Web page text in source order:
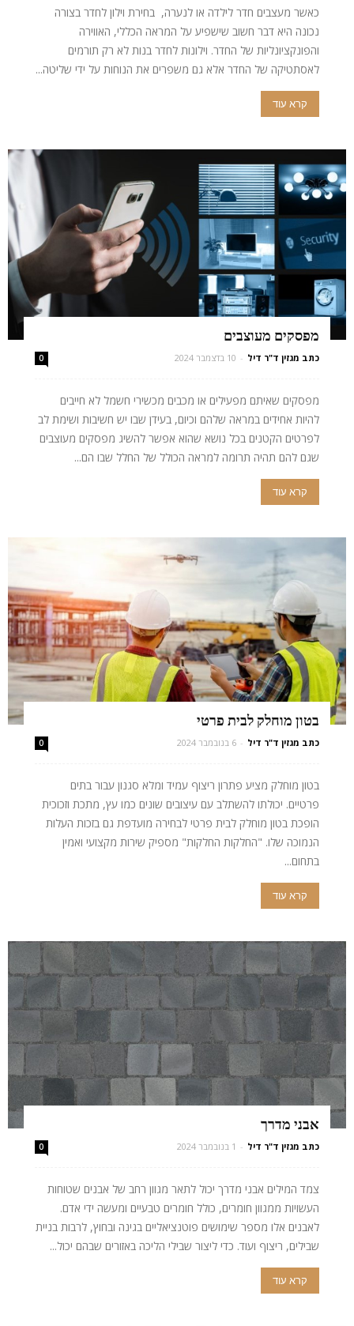
כאשר מעצבים חדר לילדה או לנערה, בחירת וילון לחדר בצורה
נכונה היא דבר חשוב שישפיע על המראה הכללי, האווירה
והפונקציונליות של החדר. וילונות לחדר בנות לא רק תורמים
לאסתטיקה של החדר אלא גם משפרים את הנוחות על ידי שליטה...
קרא עוד
מפסקים מעוצבים
כתב מגזין ד"ר דיל - 10 בדצמבר 2024 0
מפסקים שאיתם מפעילים או מכבים מכשירי חשמל לא חייבים
להיות אחידים במראה שלהם וכיום, בעידן שבו יש חשיבות ושימת לב
לפרטים הקטנים בכל נושא שהוא אפשר להשיג מפסקים מעוצבים
שגם להם תהיה תרומה למראה הכולל של החלל שבו הם...
קרא עוד
בטון מוחלק לבית פרטי
כתב מגזין ד"ר דיל - 6 בנובמבר 2024 0
בטון מוחלק מציע פתרון ריצוף עמיד ומלא סגנון עבור בתים
פרטיים. יכולתו להשתלב עם עיצובים שונים כמו עץ, מתכת וזכוכית
הופכת בטון מוחלק לבית פרטי לבחירה מועדפת גם בזכות העלות
הנמוכה שלו. "החלקות החלקות" מספיק שירות מקצועי ואמין
בתחום...
קרא עוד
אבני מדרך
כתב מגזין ד"ר דיל - 1 בנובמבר 2024 0
צמד המילים אבני מדרך יכול לתאר מגוון רחב של אבנים שטוחות
העשויות ממגוון חומרים, כולל חומרים טבעיים ומעשה ידי אדם.
לאבנים אלו מספר שימושים פוטנציאליים בגינה ובחוץ, לרבות בניית
שבילים, ריצוף ועוד. כדי ליצור שבילי הליכה באזורים שבהם יכול...
קרא עוד